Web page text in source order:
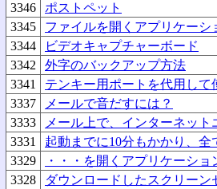
3346
ポストペット
3345
ファイルを開くアプリケーシ
3344
ビデオキャプチャーボード
3342
外字のバックアップ方法
3341
テンキー用ポートを代用し
3337
メールで音だすには？
3333
メール上で、インターネッ
3331
起動までに10分もかかり、全
3329
・・・を開くアプリケーショ
3328
ダウンロードしたスクリー